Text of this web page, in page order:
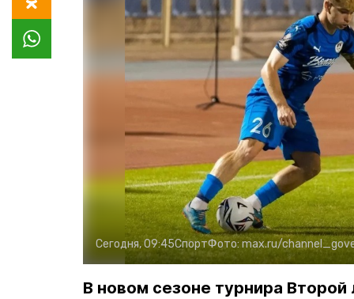
Сегодня, 09:45СпортФото:max.ru/
В новом сезоне турнира